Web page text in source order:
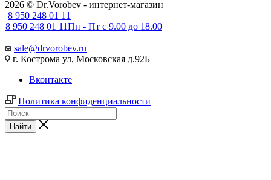
2026 © Dr.Vorobev - интернет-магазин
8 950 248 01 11
8 950 248 01 11Пн - Пт с 9.00 до 18.00
sale@drvorobev.ru
г. Кострома ул, Московская д.92Б
Вконтакте
Политика конфиденциальности
Найти